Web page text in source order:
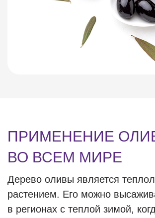
ПРИМЕНЕНИЕ
ВО ВСЕМ МИРЕ
Дерево оливы является
растением. Его можно
в регионах с теплой зимой,